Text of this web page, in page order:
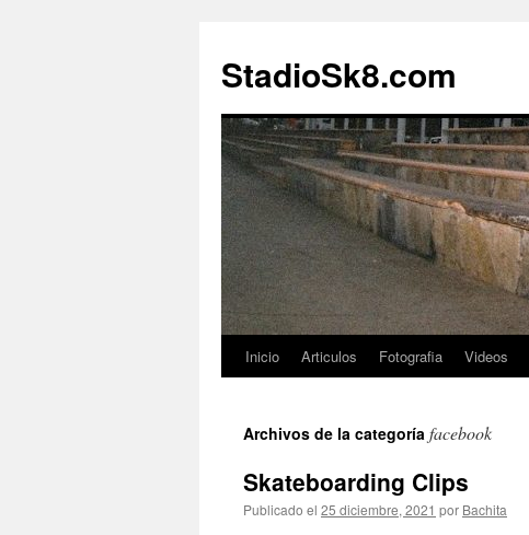
StadioSk8.com
contenido
Inicio Articulos Fotografia Videos
Archivos de la categoría facebook
Skateboarding Clips
Publicado el 25 diciembre, 2021 por Bachita